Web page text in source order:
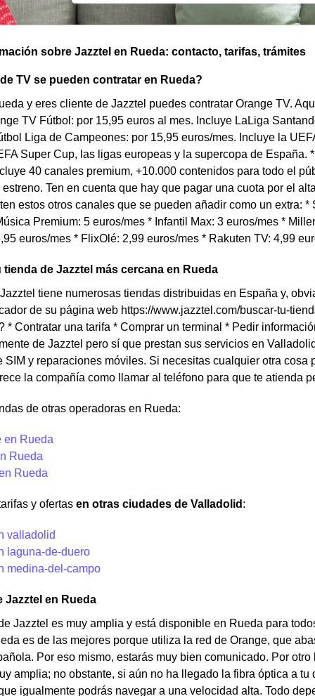
sobre Jazztel en Rueda: contacto, tarifas, trámites
TV se pueden contratar en Rueda?
y eres cliente de Jazztel puedes contratar Orange TV.
TV Fútbol: por 15,95 euros al mes. Incluye LaLiga
Liga de Campeones: por 15,95 euros/mes. Incluye la
Super Cup, las ligas europeas y la supercopa de España.
40 canales premium, +10.000 contenidos para todo el
Ten en cuenta que hay que pagar una cuota por el
estos otros canales que se pueden añadir como un extra:
Premium: 5 euros/mes * Infantil Max: 3 euros/mes *
euros/mes * FlixOlé: 2,99 euros/mes * Rakuten TV: 4,99
de Jazztel más cercana en Rueda
tiene numerosas tiendas distribuidas en España y,
de su página web https://www.jazztel.com/buscar-tu-
* Contratar una tarifa * Comprar un terminal * Pedir
de Jazztel pero sí que prestan sus servicios en
SIM y reparaciones móviles. Si necesitas cualquier otra cosa
la compañía como llamar al teléfono para que te atienda
de otras operadoras en Rueda:
en Rueda
Rueda
Rueda
y ofertas en otras ciudades de Valladolid :
valladolid
laguna-de-duero
medina-del-campo
Jazztel en Rueda
Jazztel es muy amplia y está disponible en Rueda para
es de las mejores porque utiliza la red de Orange, que
Por eso mismo, estarás muy bien comunicado. Por
amplia; no obstante, si aún no ha llegado la fibra óptica a
igualmente podrás navegar a una velocidad alta. Todo